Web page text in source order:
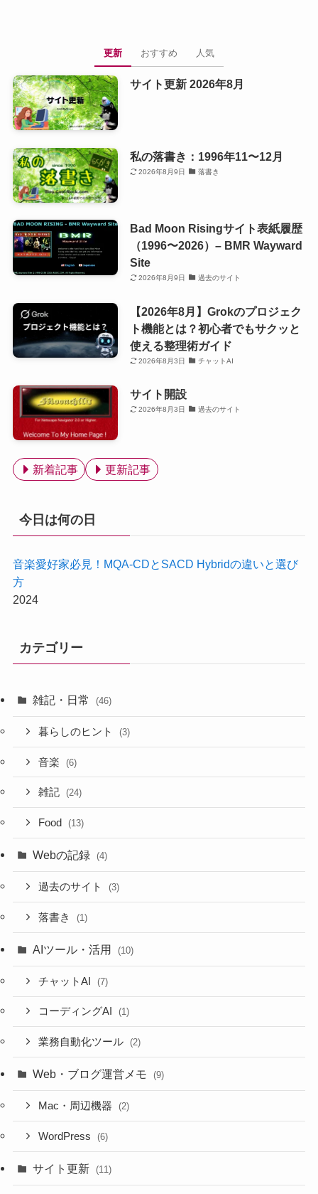
更新 おすすめ 人気
サイト更新 2026年8月
私の落書き：1996年11〜12月
2026年8月9日 落書き
Bad Moon Risingサイト表紙履歴
（1996〜2026）– BMR Wayward
Site
2026年8月9日 過去のサイト
【2026年8月】Grokのプロジェク
ト機能とは？初心者でもサクッと
使える整理術ガイド
2026年8月3日 チャットAI
サイト開設
2026年8月3日 過去のサイト
新着記事 更新記事
今日は何の日
音楽愛好家必見！MQA-CDとSACD Hybridの違いと選び
方
2024
カテゴリー
雑記・日常 (46)
暮らしのヒント (3)
音楽 (6)
雑記 (24)
Food (13)
Webの記録 (4)
過去のサイト (3)
落書き (1)
AIツール・活用 (10)
チャットAI (7)
コーディングAI (1)
業務自動化ツール (2)
Web・ブログ運営メモ (9)
Mac・周辺機器 (2)
WordPress (6)
サイト更新 (11)